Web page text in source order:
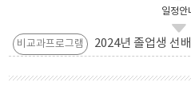
일정안
비교과프로그램 2024년 졸업생 선